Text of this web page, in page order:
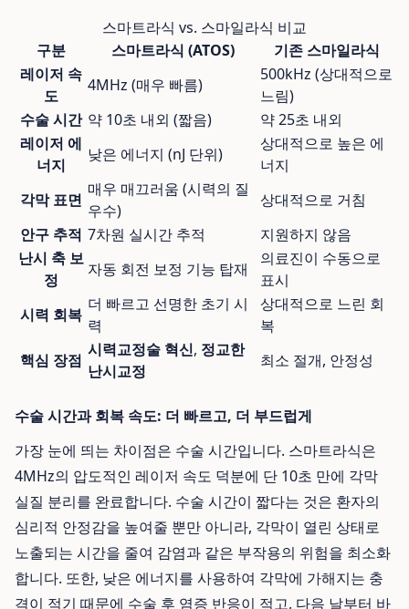
스마트라식 vs. 스마일라식 비교
구분
스마트라식 (ATOS)
기존 스마일라식
레이저 속
도
4MHz (매우 빠름)
500kHz (상대적으로
느림)
수술 시간 약 10초 내외 (짧음)
약 25초 내외
레이저 에
너지
낮은 에너지 (nJ 단위)
상대적으로 높은 에
너지
각막 표면
매우 매끄러움 (시력의 질
우수)
상대적으로 거침
안구 추적 7차원 실시간 추적
지원하지 않음
난시 축 보
정
자동 회전 보정 기능 탑재
의료진이 수동으로
표시
시력 회복
더 빠르고 선명한 초기 시
력
상대적으로 느린 회
복
핵심 장점
시력교정술 혁신, 정교한
난시교정
최소 절개, 안정성
수술 시간과 회복 속도: 더 빠르고, 더 부드럽게
가장 눈에 띄는 차이점은 수술 시간입니다. 스마트라식은
4MHz의 압도적인 레이저 속도 덕분에 단 10초 만에 각막
실질 분리를 완료합니다. 수술 시간이 짧다는 것은 환자의
심리적 안정감을 높여줄 뿐만 아니라, 각막이 열린 상태로
노출되는 시간을 줄여 감염과 같은 부작용의 위험을 최소화
합니다. 또한, 낮은 에너지를 사용하여 각막에 가해지는 충
격이 적기 때문에 수술 후 염증 반응이 적고, 다음 날부터 바